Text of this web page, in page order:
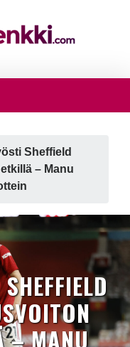
Sheffield
– Manu
– MANU